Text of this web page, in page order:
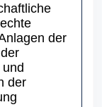
der
der